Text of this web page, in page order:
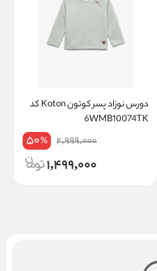
دورس نوزاد پسر کوتون Koton کد
6WMB10074TK
2,999,000
50%
1,499,000